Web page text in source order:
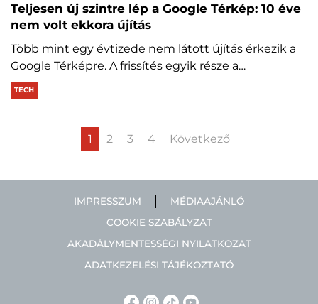
Teljesen új szintre lép a Google Térkép: 10 éve
nem volt ekkora újítás
Több mint egy évtizede nem látott újítás érkezik a
Google Térképre. A frissítés egyik része a…
TECH
1 2 3 4 Következő
IMPRESSZUM
MÉDIAAJÁNLÓ
COOKIE SZABÁLYZAT
AKADÁLYMENTESSÉGI NYILATKOZAT
ADATKEZELÉSI TÁJÉKOZTATÓ